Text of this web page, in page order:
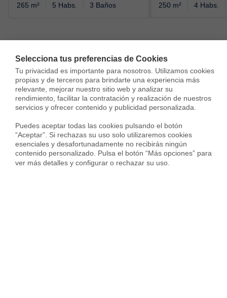
Selecciona tus preferencias de Cookies
Tu privacidad es importante para nosotros. Utilizamos cookies
propias y de terceros para brindarte una experiencia más
relevante, mejorar nuestro sitio web y analizar su
rendimiento, facilitar la contratación y realización de nuestros
servicios y ofrecer contenido y publicidad personalizada.
Puedes aceptar todas las cookies pulsando el botón
“Aceptar”. Si rechazas su uso solo utilizaremos cookies
esenciales y desafortunadamente no recibirás ningún
contenido personalizado. Pulsa el botón “Más opciones” para
ver más detalles y configurar o rechazar su uso.
265 m² 5 Habs. 3 Baños 250 m² 4 Habs.
Vivir en Sant Vicenç Dels Horts
Top ciudades en toda la provincia de Barcelona
Venta Casas en Barcelona
Venta Casas en Sant Cugat Del Vallès
Venta Casas en Vilanova I La Geltrú